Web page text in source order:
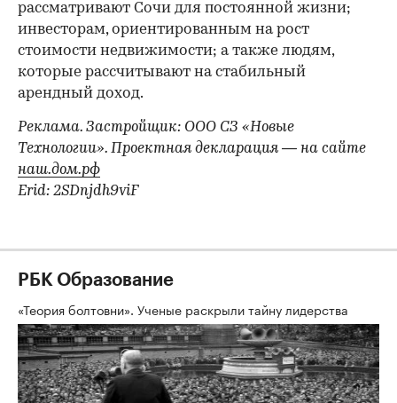
рассматривают Сочи для постоянной жизни;
инвесторам, ориентированным на рост
стоимости недвижимости; а также людям,
которые рассчитывают на стабильный
арендный доход.
Реклама. Застройщик: ООО СЗ «Новые
Технологии». Проектная декларация — на сайте
наш.дом.рф
Erid: 2SDnjdh9viF
РБК Образование
«Теория болтовни». Ученые раскрыли тайну лидерства